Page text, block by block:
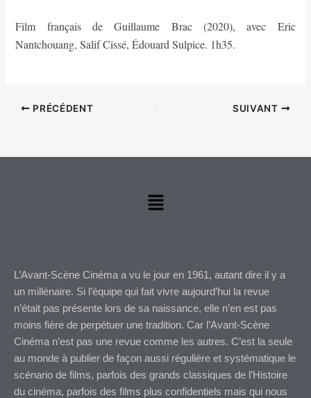
Film français de Guillaume Brac (2020), avec Eric
Nantchouang, Salif Cissé, Édouard Sulpice. 1h35.
PRÉCÉDENT SUIVANT
Menu
L’Avant-Scène Cinéma a vu le jour en 1961, autant dire il y a
un millénaire. Si l’équipe qui fait vivre aujourd’hui la revue
n’était pas présente lors de sa naissance, elle n’en est pas
moins fière de perpétuer une tradition. Car l’Avant-Scène
Cinéma n’est pas une revue comme les autres. C’est la seule
au monde à publier de façon aussi régulière et systématique le
scénario de films, parfois des grands classiques de l’Histoire
du cinéma, parfois des films plus confidentiels mais qui nous